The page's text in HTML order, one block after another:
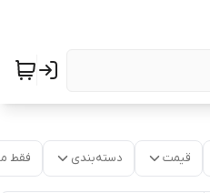
قیمت دسته‌بندی فقط